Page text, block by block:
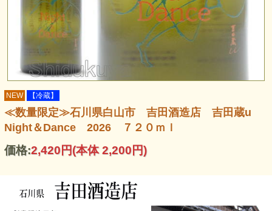
NEW 【冷蔵】
≪数量限定≫石川県白山市 吉田酒造店 吉田蔵u
Night＆Dance 2026 ７２０ｍｌ
価格:2,420円(本体 2,200円)